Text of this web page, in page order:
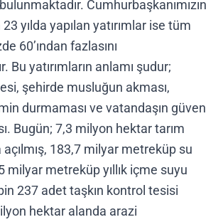
Cumhurbaşkanımızın
yılda yapılan yatırımlar ise tüm
60’ından fazlasını
Bu yatırımların anlamı şudur;
şehirde musluğun akması,
durmaması ve vatandaşın güven
Bugün; 7,3 milyon hektar tarım
açılmış, 183,7 milyar metreküp su
milyar metreküp yıllık içme suyu
237 adet taşkın kontrol tesisi
hektar alanda arazi